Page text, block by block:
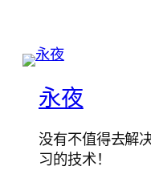
永夜
没有不值得去解
习的技术！